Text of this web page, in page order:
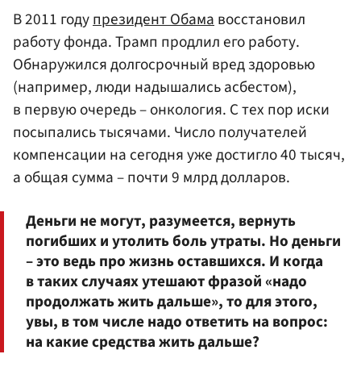
В 2011 годупрезидент Обама восстановил
работу фонда. Трамп продлил его работу.
Обнаружился долгосрочный вред здоровью
(например, люди надышались асбестом),
в первую очередь – онкология. С тех пор иски
посыпались тысячами. Число получателей
компенсации на сегодня уже достигло 40 тысяч,
а общая сумма – почти 9 млрд долларов.
Деньги не могут, разумеется, вернуть
погибших и утолить боль утраты. Но деньги
– это ведь про жизнь оставшихся. И когда
в таких случаях утешают фразой «надо
продолжать жить дальше», то для этого,
увы, в том числе надо ответить на вопрос:
на какие средства жить дальше?